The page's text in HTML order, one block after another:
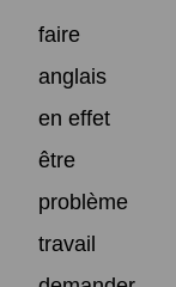
faire
anglais
en effet
être
problème
travail